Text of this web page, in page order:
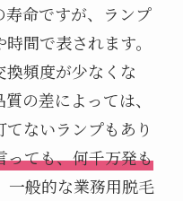
命ですが、ランプ
間で表されます。
換頻度が少なくな
の差によっては、
ないランプもあり
っても、何千万発も
一般的な業務用脱毛